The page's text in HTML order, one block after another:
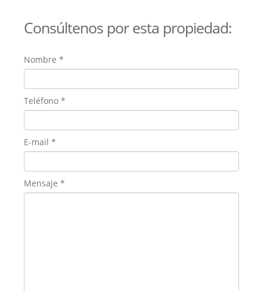
Consúltenos por esta propiedad:
Nombre *
Teléfono *
E-mail *
Mensaje *